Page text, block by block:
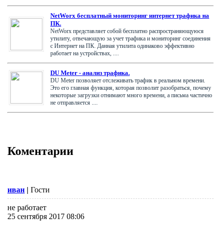
NetWorx бесплатный мониторинг интернет трафика на
ПК.
NetWorx представляет собой бесплатно распространяющуюся
утилиту, отвечающую за учет трафика и мониторинг соединения
с Интернет на ПК. Данная утилита одинаково эффективно
работает на устройствах, ....
DU Meter - анализ трафика.
DU Meter позволяет отслеживать трафик в реальном времени.
Это его главная функция, которая позволит разобраться, почему
некоторые загрузки отнимают много времени, а письма частично
не отправляется ....
Коментарии
иван | Гости
не работает
25 сентября 2017 08:06